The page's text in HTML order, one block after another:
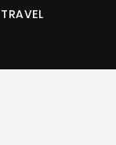
TRAVEL